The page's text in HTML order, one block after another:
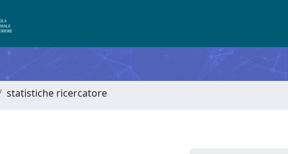
statistiche ricercatore